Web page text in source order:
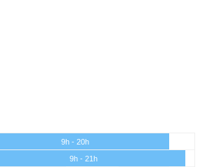
9h - 20h
9h - 21h